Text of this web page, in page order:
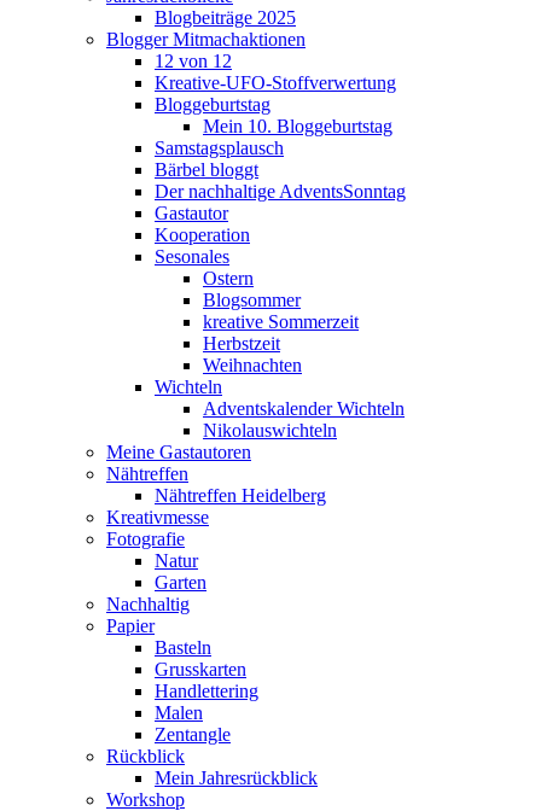
Blogbeiträge 2025
Blogger Mitmachaktionen
12 von 12
Kreative-UFO-Stoffverwertung
Bloggeburtstag
Mein 10. Bloggeburtstag
Samstagsplausch
Bärbel bloggt
Der nachhaltige AdventsSonntag
Gastautor
Kooperation
Sesonales
Ostern
Blogsommer
kreative Sommerzeit
Herbstzeit
Weihnachten
Wichteln
Adventskalender Wichteln
Nikolauswichteln
Meine Gastautoren
Nähtreffen
Nähtreffen Heidelberg
Kreativmesse
Fotografie
Natur
Garten
Nachhaltig
Papier
Basteln
Grusskarten
Handlettering
Malen
Zentangle
Rückblick
Mein Jahresrückblick
Workshop